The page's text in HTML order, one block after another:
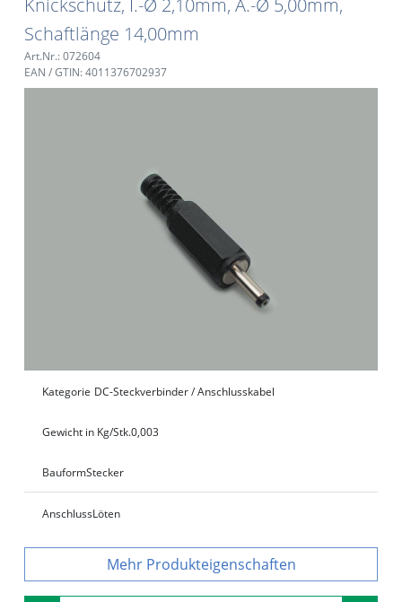
Knickschutz, I.-Ø 2,10mm, A.-Ø 5,00mm,
Schaftlänge 14,00mm
Art.Nr.: 072604
EAN / GTIN: 4011376702937
Kategorie DC-Steckverbinder / Anschlusskabel
Gewicht in Kg/Stk.0,003
BauformStecker
AnschlussLöten
Produkteigenschaften